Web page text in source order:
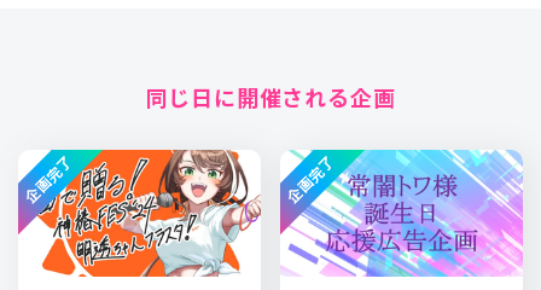
同じ日に開催される企画
企画完了 企画完了